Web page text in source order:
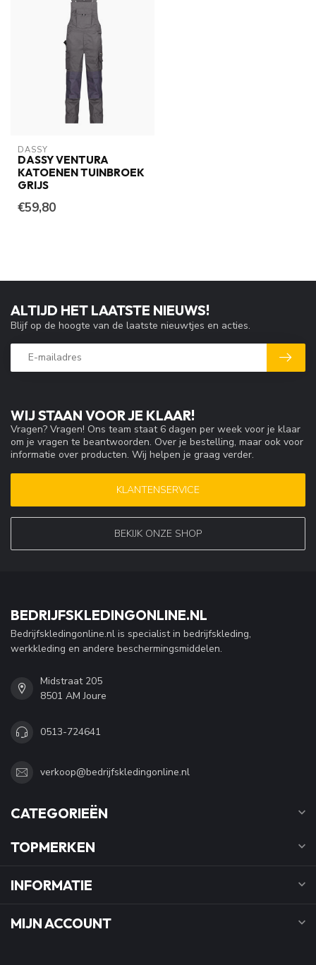
DASSY
DASSY VENTURA
KATOENEN TUINBROEK
GRIJS
€59,80
WIJ STAAN VOOR JE KLAAR!
Vragen? Vragen! Ons team staat 6 dagen per week voor je klaar
om je vragen te beantwoorden. Over je bestelling, maar ook voor
informatie over producten. Wij helpen je graag verder.
KLANTENSERVICE
BEKIJK ONZE SHOP
ALTIJD HET LAATSTE NIEUWS!
Blijf op de hoogte van de laatste nieuwtjes en acties.
BEDRIJFSKLEDINGONLINE.NL
Bedrijfskledingonline.nl is specialist in bedrijfskleding,
werkkleding en andere beschermingsmiddelen.
Midstraat 205
8501 AM Joure
0513-724641
verkoop@bedrijfskledingonline.nl
CATEGORIEËN
TOPMERKEN
INFORMATIE
MIJN ACCOUNT